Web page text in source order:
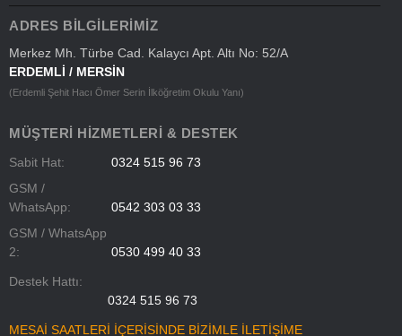
ADRES BILGILERIMIZ
Merkez Mh. Türbe Cad. Kalaycı Apt. Altı No: 52/A
ERDEMLİ / MERSİN
(Erdemli Şehit Hacı Ömer Serin İlköğretim Okulu Yanı)
MÜŞTERI HIZMETLERI & DESTEK
Sabit Hat:
0324 515 96 73
GSM /
WhatsApp:
0542 303 03 33
GSM / WhatsApp
2:
0530 499 40 33
Destek Hattı:
0324 515 96 73
MESAİ SAATLERİ İÇERİSİNDE BİZİMLE İLETİŞİME